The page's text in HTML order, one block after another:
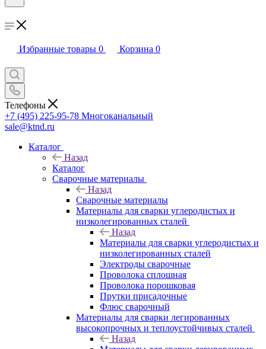
Избранные товары 0 Корзина 0
Телефоны
+7 (495) 225-95-78 Многоканальный
sale@ktnd.ru
Каталог
Назад
Каталог
Сварочные материалы
Назад
Сварочные материалы
Материалы для сварки углеродистых и
низколегированных сталей
Назад
Материалы для сварки углеродистых и
низколегированных сталей
Электроды сварочные
Проволока сплошная
Проволока порошковая
Прутки присадочные
Флюс сварочный
Материалы для сварки легированных
высокопрочных и теплоустойчивых сталей
Назад